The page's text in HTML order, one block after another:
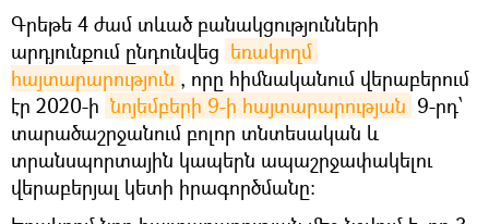
Գրեթե 4 ժամ տևած բանակցությունների
արդյունքում ընդունվեց եռակողմ
հայտարարություն , որը հիմնականում վերաբերում
էր 2020-ի նոյեմբերի 9-ի հայտարարության 9-րդ՝
տարածաշրջանում բոլոր տնտեսական և
տրանսպորտային կապերն ապաշրջափակելու
վերաբերյալ կետի իրագործմանը։